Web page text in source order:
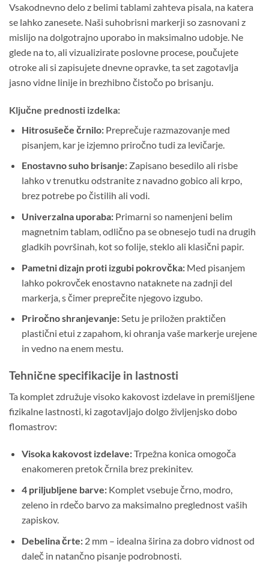
Vsakodnevno delo z belimi tablami zahteva pisala, na katera
se lahko zanesete. Naši suhobrisni markerji so zasnovani z
mislijo na dolgotrajno uporabo in maksimalno udobje. Ne
glede na to, ali vizualizirate poslovne procese, poučujete
otroke ali si zapisujete dnevne opravke, ta set zagotavlja
jasno vidne linije in brezhibno čistočo po brisanju.
Ključne prednosti izdelka:
Hitrosušeče črnilo:Preprečuje razmazovanje med
pisanjem, kar je izjemno priročno tudi za levičarje.
Enostavno suho brisanje:Zapisano besedilo ali risbe
lahko v trenutku odstranite z navadno gobico ali krpo,
brez potrebe po čistilih ali vodi.
Univerzalna uporaba:Primarni so namenjeni belim
magnetnim tablam, odlično pa se obnesejo tudi na drugih
gladkih površinah, kot so folije, steklo ali klasični papir.
Pametni dizajn proti izgubi pokrovčka:Med pisanjem
lahko pokrovček enostavno nataknete na zadnji del
markerja, s čimer preprečite njegovo izgubo.
Priročno shranjevanje:Setu je priložen praktičen
plastični etui z zapahom, ki ohranja vaše markerje urejene
in vedno na enem mestu.
Tehnične specifikacije in lastnosti
Ta komplet združuje visoko kakovost izdelave in premišljene
fizikalne lastnosti, ki zagotavljajo dolgo življenjsko dobo
flomastrov:
Visoka kakovost izdelave:Trpežna konica omogoča
enakomeren pretok črnila brez prekinitev.
4 priljubljene barve:Komplet vsebuje črno, modro,
zeleno in rdečo barvo za maksimalno preglednost vaših
zapiskov.
Debelina črte:2 mm – idealna širina za dobro vidnost od
daleč in natančno pisanje podrobnosti.